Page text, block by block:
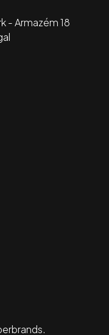
- Armazém 18